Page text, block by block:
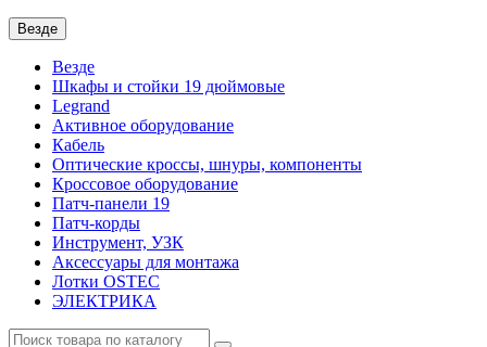
Везде
Везде
Шкафы и стойки 19 дюймовые
Legrand
Активное оборудование
Кабель
Оптические кроссы, шнуры, компоненты
Кроссовое оборудование
Патч-панели 19
Патч-корды
Инструмент, УЗК
Аксессуары для монтажа
Лотки OSTEC
ЭЛЕКТРИКА